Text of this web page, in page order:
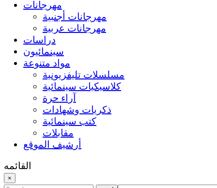
مهرجانات
مهرجانات أجنبية
مهرجانات عربية
دراسات
سينمائيون
مواد متنوعة
مسلسلات تليفزيونية
كلاسيكيات سينمائية
آراء حرة
ذكريات وشهادات
كتب سينمائية
مقابلات
أرشيف الموقع
القائمه
×